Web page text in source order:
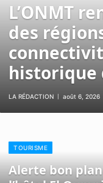
L’ONMT
des
historique
LA RÉDACTION août 6, 2026
TOURISME
Alerte bon